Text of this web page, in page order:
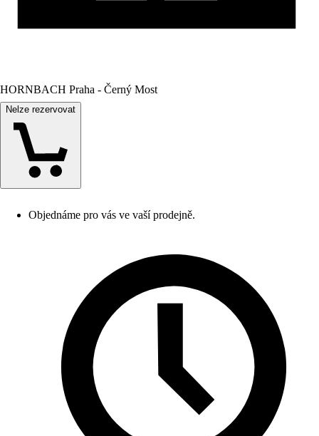
HORNBACH Praha - Černý Most
Nelze rezervovat
Objednáme pro vás ve vaší prodejně.